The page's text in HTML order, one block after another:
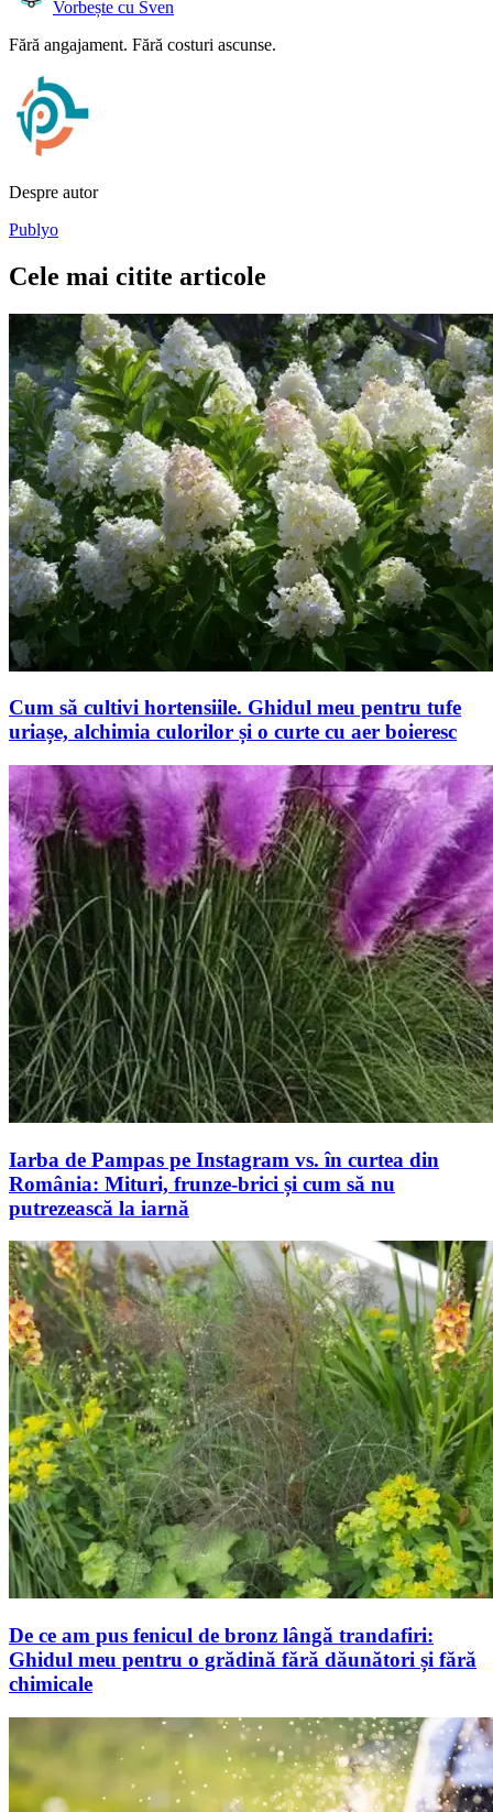
Vorbește cu Sven
Fără angajament. Fără costuri ascunse.
Despre autor
Publyo
Cele mai citite articole
Cum să cultivi hortensiile. Ghidul meu pentru tufe
uriașe, alchimia culorilor și o curte cu aer boieresc
Iarba de Pampas pe Instagram vs. în curtea din
România: Mituri, frunze-brici și cum să nu
putrezească la iarnă
De ce am pus fenicul de bronz lângă trandafiri:
Ghidul meu pentru o grădină fără dăunători și fără
chimicale